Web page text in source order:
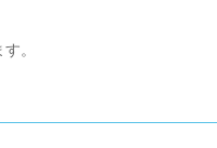
。